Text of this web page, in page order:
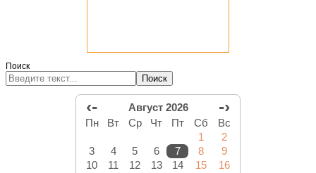
Поиск
Поиск
‹- Август 2026 -›
Пн Вт Ср Чт Пт Сб
Вс
1
2
3
4 5 6 7 8
9
10
11 12 13 14 15
16